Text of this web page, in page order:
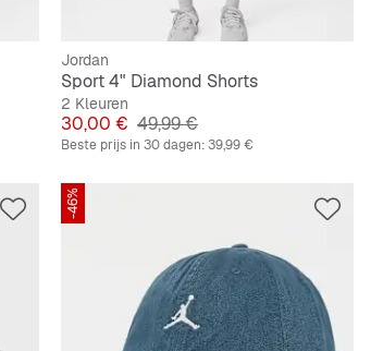
Jordan
Sport 4" Diamond Shorts
2 Kleuren
Prijs
30,00 € Originele Prijs
49,99 €
Beste prijs in 30 dagen:39,99 €
-46%